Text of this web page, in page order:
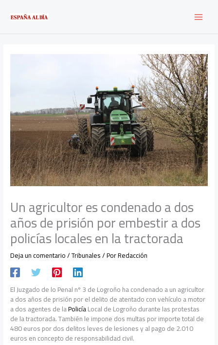
contenido
Un agricultor es condenado a dos
años de prisión por embestir a dos
policías locales en la tractorada
Deja un comentario/Tribunales/ PorRedacción
El Juzgado de lo Penal nº 3 de Logroño ha condenado a un agricultor
a dos años de prisión por el delito de atentado con vehículo a motor
a dos agentes de laPolicíaLocal de Logroño durante las protestas
de la tractorada. También le impone dos multas por importe total de
480 euros por dos delitos leves de lesiones y al pago de 2.010
euros en concepto de responsabilidad civil.